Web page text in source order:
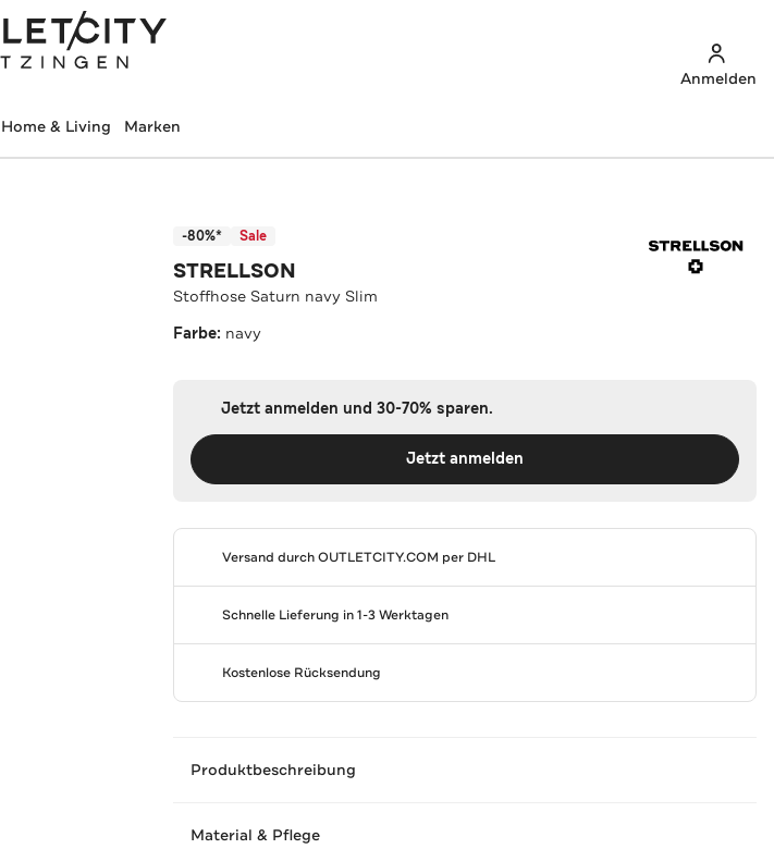
Anmelden
Home & Living Marken
-80%* Sale
STRELLSON
Stoffhose Saturn navy Slim
Farbe: navy
Jetzt anmelden und 30-70% sparen.
Jetzt anmelden
Versand durchOUTLETCITY.COM per DHL
Schnelle Lieferung in 1-3 Werktagen
Kostenlose Rücksendung
Produktbeschreibung
Material & Pflege